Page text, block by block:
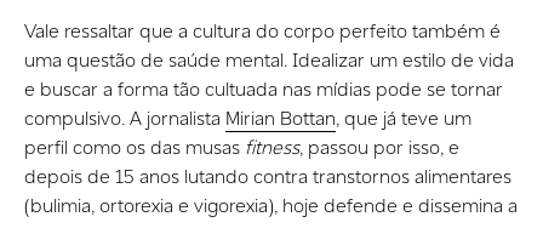
Vale ressaltar que a cultura do corpo perfeito também é
uma questão de saúde mental. Idealizar um estilo de vida
e buscar a forma tão cultuada nas mídias pode se tornar
compulsivo. A jornalista Mirian Bottan, que já teve um
perfil como os das musas fitness, passou por isso, e
depois de 15 anos lutando contra transtornos alimentares
(bulimia, ortorexia e vigorexia), hoje defende e dissemina a